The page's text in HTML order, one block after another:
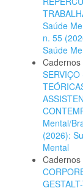
Saúde
n. 55
Saúde
Mental/
(2026):
Mental